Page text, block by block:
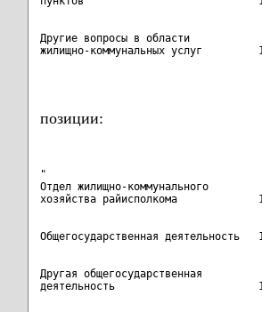
Другие вопросы в области
жилищно-коммунальных услуг
позиции:
"
Отдел жилищно-коммунального
Другая общегосударственная